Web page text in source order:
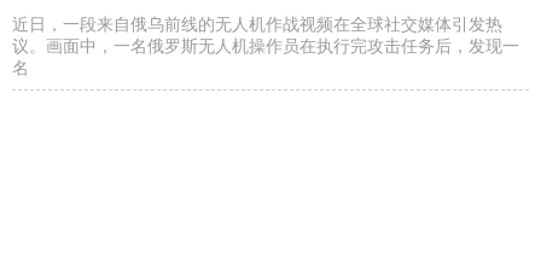
近日，一段来自俄乌前线的无人机作战视频在全球社交媒体引发热
议。画面中，一名俄罗斯无人机操作员在执行完攻击任务后，发现一
名